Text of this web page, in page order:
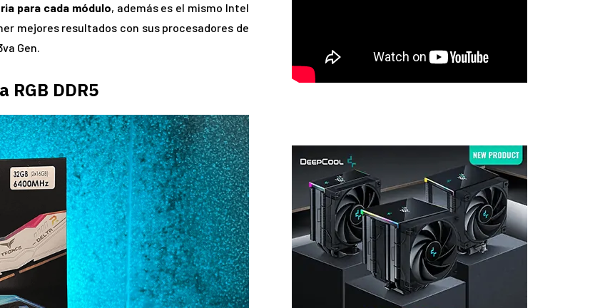
para cada módulo, además es el mismo Intel
mejores resultados con sus procesadores de
Gen.
RGB DDR5